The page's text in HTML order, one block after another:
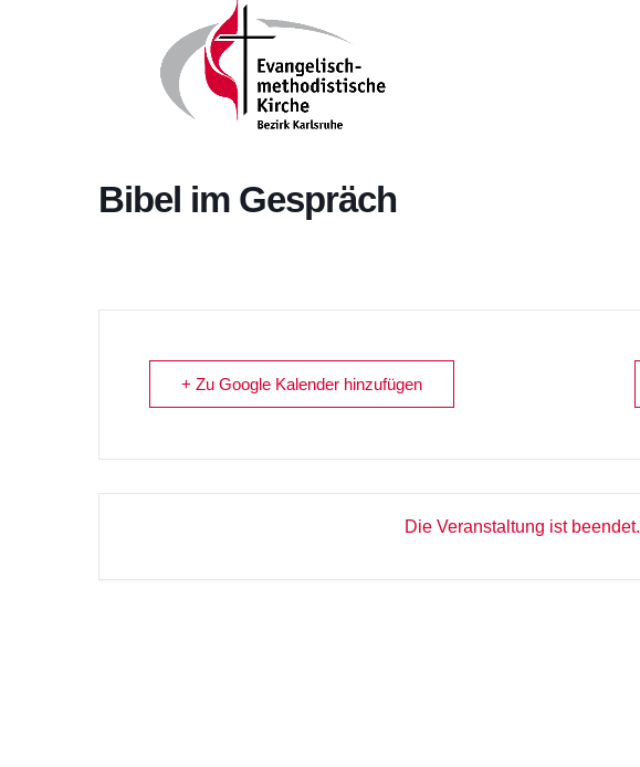
Bibel im Gespräch
+ Zu Google Kalender hinzufügen
Die Veranstaltung ist beendet.